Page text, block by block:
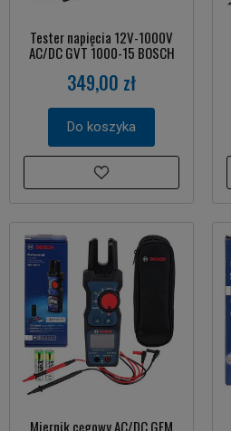
Tester napięcia 12V-1000V
AC/DC GVT 1000-15 BOSCH
349,00 zł
Do koszyka
Miernik cęgowy AC/DC GFM